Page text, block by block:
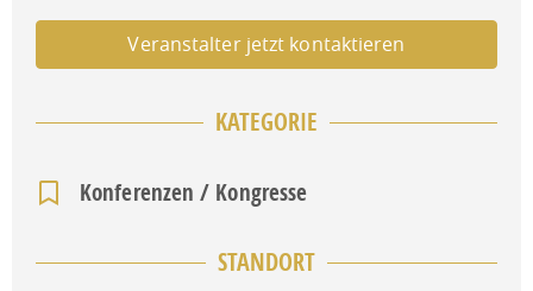
Veranstalter jetzt kontaktieren
KATEGORIE
Konferenzen / Kongresse
STANDORT